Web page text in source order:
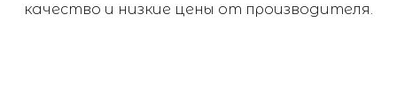
качество и низкие цены от производителя.